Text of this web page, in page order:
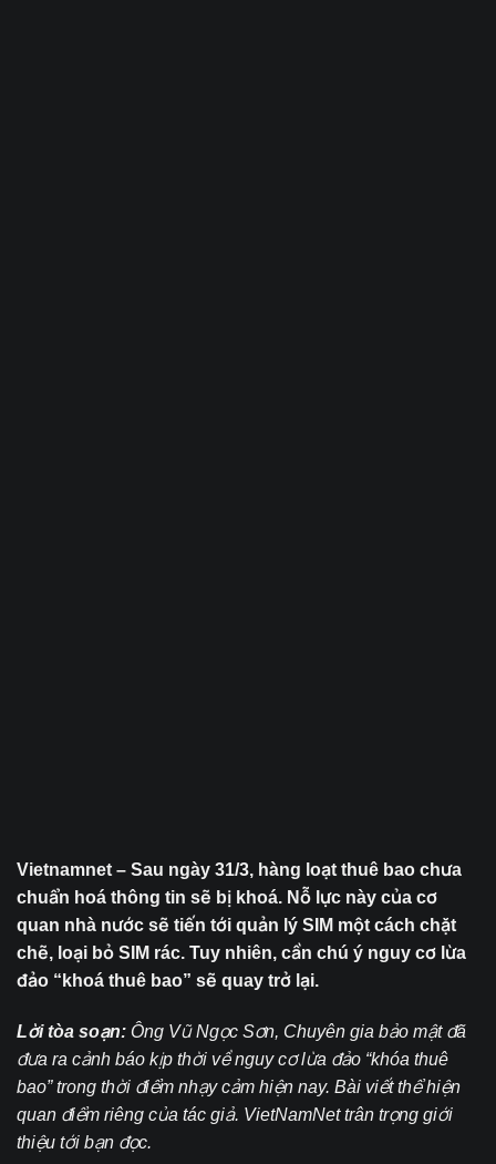
Vietnamnet – Sau ngày 31/3, hàng loạt thuê bao chưa
chuẩn hoá thông tin sẽ bị khoá. Nỗ lực này của cơ
quan nhà nước sẽ tiến tới quản lý SIM một cách chặt
chẽ, loại bỏ SIM rác. Tuy nhiên, cần chú ý nguy cơ lừa
đảo “khoá thuê bao” sẽ quay trở lại.
Lời tòa soạn: Ông Vũ Ngọc Sơn, Chuyên gia bảo mật đã
đưa ra cảnh báo kịp thời về nguy cơ lừa đảo “khóa thuê
bao” trong thời điểm nhạy cảm hiện nay. Bài viết thể hiện
quan điểm riêng của tác giả. VietNamNet trân trọng giới
thiệu tới bạn đọc.